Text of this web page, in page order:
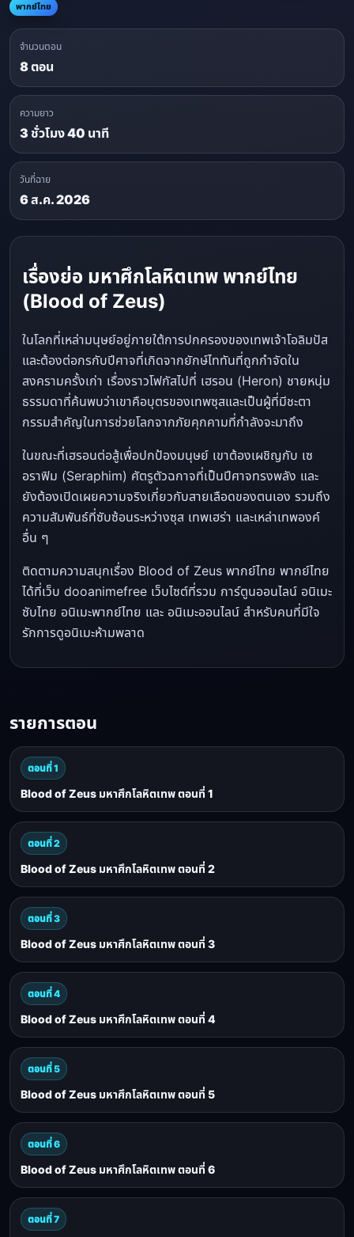
พากย์ไทย
จำนวนตอน
8 ตอน
ความยาว
3 ชั่วโมง 40 นาที
วันที่ฉาย
6 ส.ค. 2026
เรื่องย่อ มหาศึกโลหิตเทพ พากย์ไทย
(Blood of Zeus)
ในโลกที่เหล่ามนุษย์อยู่ภายใต้การปกครองของเทพเจ้าโอลิมปัส
และต้องต่อกรกับปีศาจที่เกิดจากยักษ์ไททันที่ถูกกำจัดใน
สงครามครั้งเก่า เรื่องราวโฟกัสไปที่ เฮรอน (Heron) ชายหนุ่ม
ธรรมดาที่ค้นพบว่าเขาคือบุตรของเทพซุสและเป็นผู้ที่มีชะตา
กรรมสำคัญในการช่วยโลกจากภัยคุกคามที่กำลังจะมาถึง
ในขณะที่เฮรอนต่อสู้เพื่อปกป้องมนุษย์ เขาต้องเผชิญกับ เซ
อราฟิม (Seraphim) ศัตรูตัวฉกาจที่เป็นปีศาจทรงพลัง และ
ยังต้องเปิดเผยความจริงเกี่ยวกับสายเลือดของตนเอง รวมถึง
ความสัมพันธ์ที่ซับซ้อนระหว่างซุส เทพเฮร่า และเหล่าเทพองค์
อื่น ๆ
ติดตามความสนุกเรื่อง Blood of Zeus พากย์ไทย พากย์ไทย
ได้ที่เว็บ dooanimefree เว็บไซต์ที่รวม การ์ตูนออนไลน์ อนิเมะ
ซับไทย อนิเมะพากย์ไทย และ อนิเมะออนไลน์ สำหรับคนที่มีใจ
รักการดูอนิเมะห้ามพลาด
รายการตอน
ตอนที่ 1
Blood of Zeus มหาศึกโลหิตเทพ ตอนที่ 1
ตอนที่ 2
Blood of Zeus มหาศึกโลหิตเทพ ตอนที่ 2
ตอนที่ 3
Blood of Zeus มหาศึกโลหิตเทพ ตอนที่ 3
ตอนที่ 4
Blood of Zeus มหาศึกโลหิตเทพ ตอนที่ 4
ตอนที่ 5
Blood of Zeus มหาศึกโลหิตเทพ ตอนที่ 5
ตอนที่ 6
Blood of Zeus มหาศึกโลหิตเทพ ตอนที่ 6
ตอนที่ 7